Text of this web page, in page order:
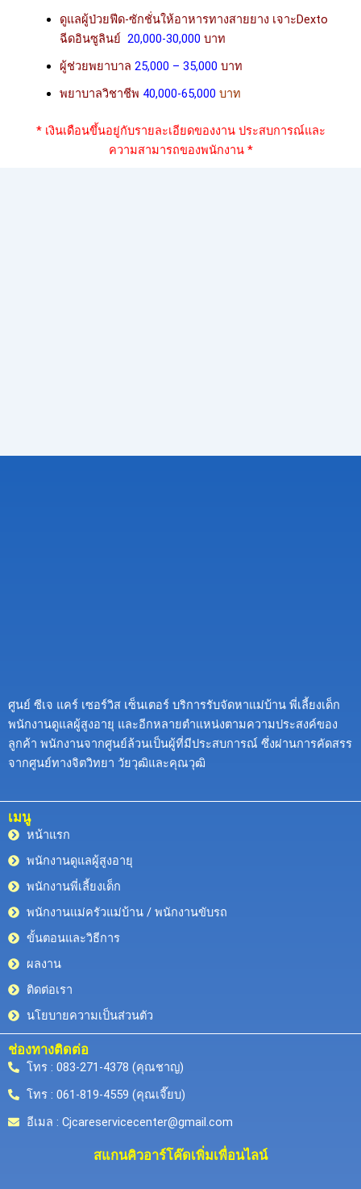
ดูแลผู้ป่วยฟีด-ซักชั่นให้อาหารทางสายยาง เจาะDexto
ฉีดอินซูลินย์ 20,000-30,000 บาท
ผู้ช่วยพยาบาล 25,000 – 35,000 บาท
พยาบาลวิชาชีพ 40,000-65,000 บาท
* เงินเดือนขึ้นอยู่กับรายละเอียดของงาน ประสบการณ์และ
ความสามารถของพนักงาน *
ศูนย์ ซีเจ แคร์ เซอร์วิส เซ็นเตอร์ บริการรับจัดหาแม่บ้าน พี่เลี้ยงเด็ก
พนักงานดูแลผู้สูงอายุ และอีกหลายตำแหน่งตามความประสงค์ของ
ลูกค้า พนักงานจากศูนย์ล้วนเป็นผู้ที่มีประสบการณ์ ซึ่งผ่านการคัดสรร
จากศูนย์ทางจิตวิทยา วัยวุฒิและคุณวุฒิ
เมนู
หน้าแรก
พนักงานดูแลผู้สูงอายุ
พนักงานพี่เลี้ยงเด็ก
พนักงานแม่ครัวแม่บ้าน / พนักงานขับรถ
ขั้นตอนและวิธีการ
ผลงาน
ติดต่อเรา
นโยบายความเป็นส่วนตัว
ช่องทางติดต่อ
โทร : 083-271-4378 (คุณชาญ)
โทร : 061-819-4559 (คุณเจี๊ยบ)
อีเมล : Cjcareservicecenter@gmail.com
สแกนคิวอาร์โค๊ดเพิ่มเพื่อนไลน์